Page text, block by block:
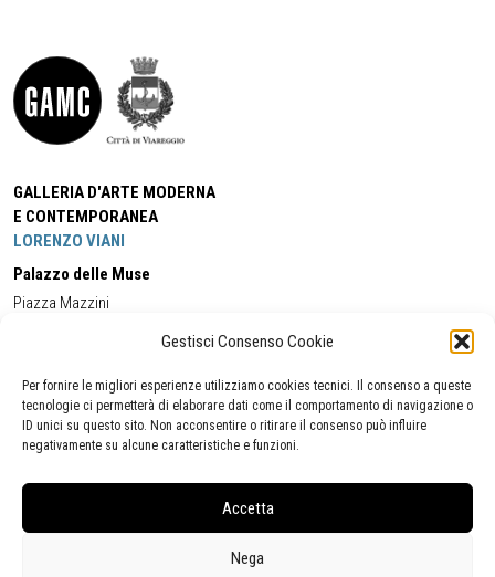
Gestisci Consenso Cookie
Per fornire le migliori esperienze utilizziamo cookies tecnici. Il consenso a queste
tecnologie ci permetterà di elaborare dati come il comportamento di navigazione o
ID unici su questo sito. Non acconsentire o ritirare il consenso può influire
negativamente su alcune caratteristiche e funzioni.
Accetta
Nega
GALLERIA D'ARTE MODERNA
E CONTEMPORANEA
LORENZO VIANI
Palazzo delle Muse
Piazza Mazzini
Cell:+39 338 5714978 (orario apertura Galleria)
Tel:
+39 0584 944580
(orario 09.00/13.00)
Email:gamc@comune.viareggio.lu.it
Segnalazione di inaccessibilità